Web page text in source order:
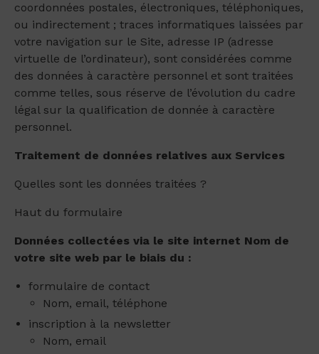
coordonnées postales, électroniques, téléphoniques,
ou indirectement ; traces informatiques laissées par
votre navigation sur le Site, adresse IP (adresse
virtuelle de l’ordinateur), sont considérées comme
des données à caractère personnel et sont traitées
comme telles, sous réserve de l’évolution du cadre
légal sur la qualification de donnée à caractère
personnel.
Traitement de données relatives aux Services
Quelles sont les données traitées ?
Haut du formulaire
Données collectées via le site internet Nom de
votre site web par le biais du :
formulaire de contact
Nom, email, téléphone
inscription à la newsletter
Nom, email